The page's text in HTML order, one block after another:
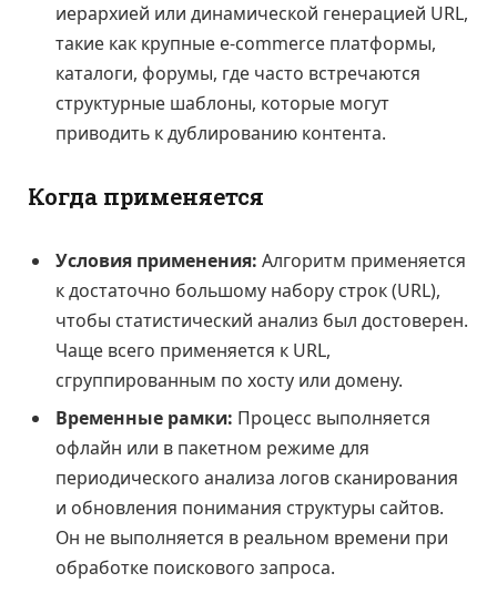
иерархией или динамической генерацией URL,
такие как крупные e-commerce платформы,
каталоги, форумы, где часто встречаются
структурные шаблоны, которые могут
приводить к дублированию контента.
Когда применяется
Условия применения: Алгоритм применяется
к достаточно большому набору строк (URL),
чтобы статистический анализ был достоверен.
Чаще всего применяется к URL,
сгруппированным по хосту или домену.
Временные рамки: Процесс выполняется
офлайн или в пакетном режиме для
периодического анализа логов сканирования
и обновления понимания структуры сайтов.
Он не выполняется в реальном времени при
обработке поискового запроса.